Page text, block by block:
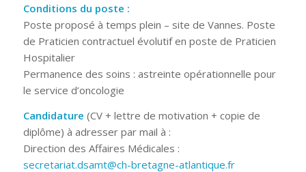
Conditions du poste :
Poste proposé à temps plein – site de Vannes. Poste
de Praticien contractuel évolutif en poste de Praticien
Hospitalier
Permanence des soins : astreinte opérationnelle pour
le service d’oncologie
Candidature (CV + lettre de motivation + copie de
diplôme) à adresser par mail à :
Direction des Affaires Médicales :
secretariat.dsamt@ch-bretagne-atlantique.fr